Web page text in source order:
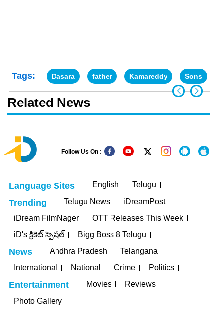
Tags: Dasara father Kamareddy Sons
Related News
Follow Us On :
Language Sites English Telugu
Trending Telugu News
iDreamPost
iDream FilmNager
OTT Releases This Week
iD's క్రికెట్ స్పెషల్
Bigg Boss 8 Telugu
News Andhra Pradesh
Telangana
International
National Crime Politics
Entertainment Movies
Reviews
Photo Gallery